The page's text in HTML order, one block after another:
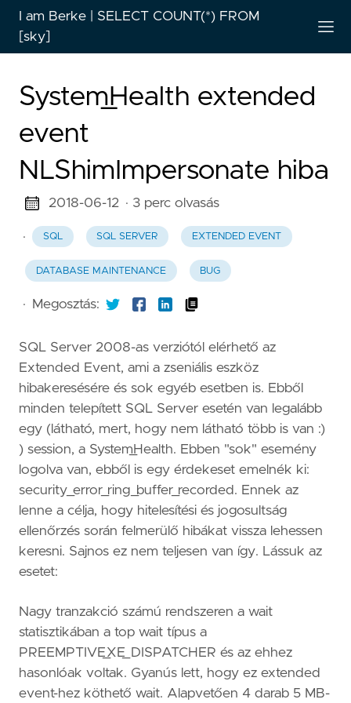
I am Berke | SELECT COUNT(*) FROM
[sky]
System_Health extended
event
NLShimImpersonate hiba
2018-06-12 · 3 perc olvasás
· SQL SQL SERVER EXTENDED EVENT
DATABASE MAINTENANCE BUG
· Megosztás:
SQL Server 2008-as verziótól elérhető az
Extended Event, ami a zseniális eszköz
hibakeresésére és sok egyéb esetben is. Ebből
minden telepített SQL Server esetén van legalább
egy (látható, mert, hogy nem látható több is van :)
) session, a System_Health. Ebben "sok" esemény
logolva van, ebből is egy érdekeset emelnék ki:
security_error_ring_buffer_recorded. Ennek az
lenne a célja, hogy hitelesítési és jogosultság
ellenőrzés során felmerülő hibákat vissza lehessen
keresni. Sajnos ez nem teljesen van így. Lássuk az
esetet:
Nagy tranzakció számú rendszeren a wait
statisztikában a top wait típus a
PREEMPTIVE_XE_DISPATCHER és az ehhez
hasonlóak voltak. Gyanús lett, hogy ez extended
event-hez köthető wait. Alapvetően 4 darab 5 MB-